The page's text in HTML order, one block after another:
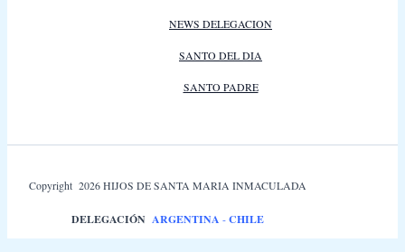
NEWS DELEGACION
SANTO DEL DIA
SANTO PADRE
Copyright 2026 HIJOS DE SANTA MARIA INMACULADA
DELEGACIÓN ARGENTINA -CHILE